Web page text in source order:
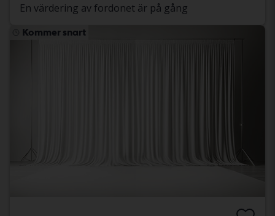
En värdering av fordonet är på gång
Kommer snart